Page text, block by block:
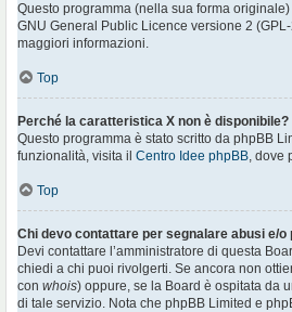
Questo programma (nella sua forma
GNU General Public Licence versione 2
maggiori informazioni.
Top
Perché la caratteristica X non è disponibile?
Questo programma è stato scritto da phpBB
funzionalità, visita il Centro Idee phpBB, dove
Top
Chi devo contattare per segnalare abusi e/
Devi contattare l’amministratore di questa
chiedi a chi puoi rivolgerti. Se ancora non
con whois) oppure, se la Board è ospitata da
di tale servizio. Nota che phpBB Limited e